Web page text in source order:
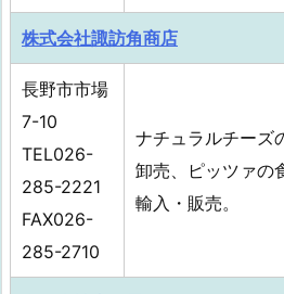
株式会社諏訪角商店
長野市市場
7-10
TEL026-
285-2221
FAX026-
285-2710
ナチュラルチーズ
卸売、ピッツァの
輸入・販売。